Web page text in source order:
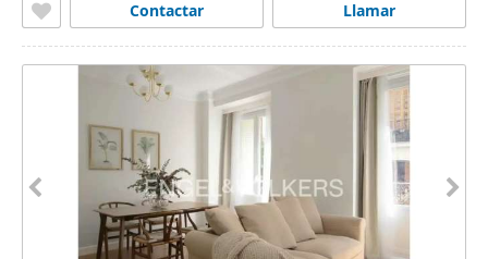
Llamar
Contactar